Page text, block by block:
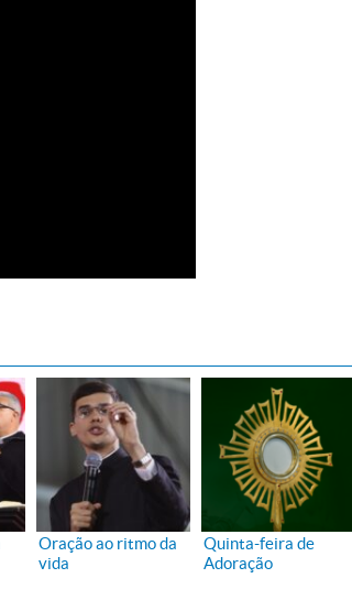
Oração ao ritmo da
vida
Quinta-feira de
Adoração